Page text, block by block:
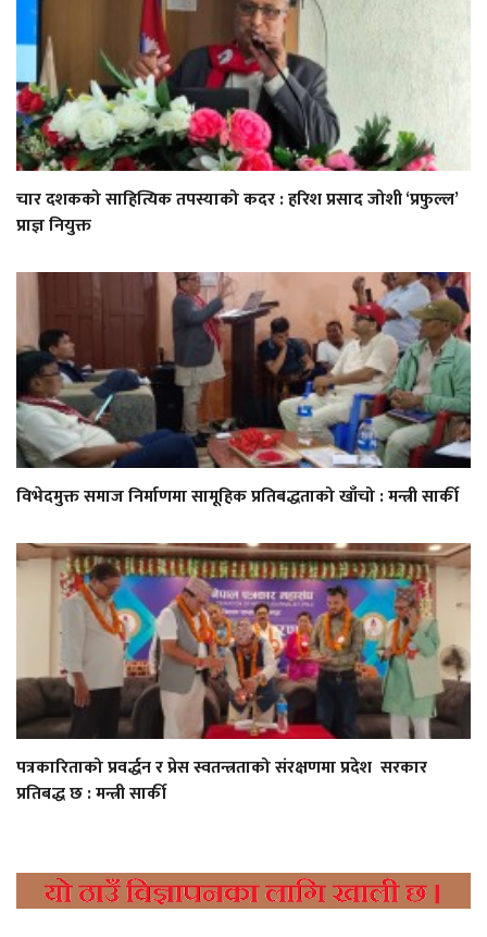
चार दशकको साहित्यिक तपस्याको कदर : हरिश प्रसाद जोशी ‘प्रफुल्ल’
प्राज्ञ नियुक्त
विभेदमुक्त समाज निर्माणमा सामूहिक प्रतिबद्धताको खाँचो : मन्त्री सार्की
पत्रकारिताको प्रवर्द्धन र प्रेस स्वतन्त्रताको संरक्षणमा प्रदेश सरकार
प्रतिबद्ध छ : मन्त्री सार्की